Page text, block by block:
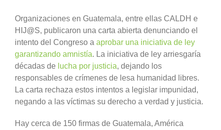
Organizaciones en Guatemala, entre ellas CALDH e
HIJ@S, publicaron una carta abierta denunciando el
intento del Congreso a aprobar una iniciativa de ley
garantizando amnistía. La iniciativa de ley arriesgaría
décadas de lucha por justicia, dejando los
responsables de crímenes de lesa humanidad libres.
La carta rechaza estos intentos a legislar impunidad,
negando a las víctimas su derecho a verdad y justicia.
Hay cerca de 150 firmas de Guatemala, América